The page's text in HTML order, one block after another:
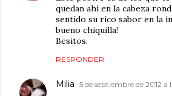
quedan ahí en la cabeza
sentido su rico sabor en la
bueno chiquilla!
Besitos.
RESPONDER
Milia 5 de septiembre de 2012 a